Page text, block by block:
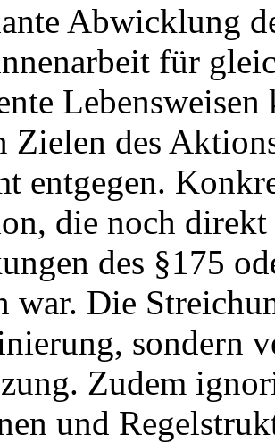
Abwicklung
für
Zielen des
entgegen.
die noch
des §175
war. Die
sondern
Zudem
und